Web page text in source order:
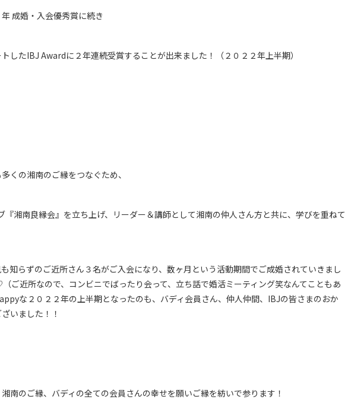
成婚・入会優秀賞に続き
したIBJ Awardに２年連続受賞することが出来ました！（２０２２年上半期）
くの湘南のご縁をつなぐため、
『湘南良縁会』を立ち上げ、リーダー＆講師として湘南の仲人さん方と共に、学びを重ねて
知らずのご近所さん３名がご入会になり、数ヶ月という活動期間でご成婚されていきまし
近所なので、コンビニでばったり会って、立ち話で婚活ミーティング笑なんてこともあ
な２０２２年の上半期となったのも、バディ会員さん、仲人仲間、IBJの皆さまのおか
いました！！
南のご縁、バディの全ての会員さんの幸せを願いご縁を紡いで参ります！